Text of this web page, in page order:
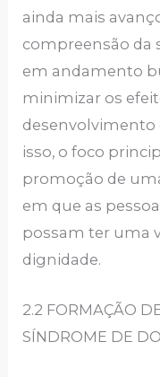
ainda mais
compreensão da
em andamento
minimizar os
desenvolvimento
isso, o foco
promoção de
em que as
possam ter uma
dignidade.
2.2 FORMAÇÃO
SÍNDROME DE